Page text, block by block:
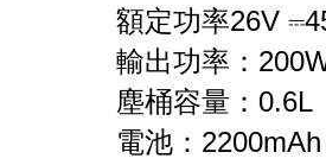
額定功率26V
輸出功率：
塵桶容量：0.6L
電池：